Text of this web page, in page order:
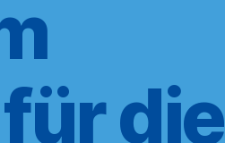
die